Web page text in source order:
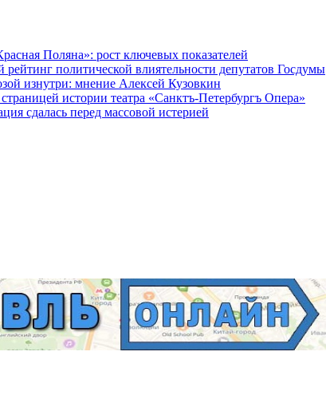
Поляна»: рост ключевых показателей
политической влиятельности депутатов Госдумы
изнутри: мнение Алексей Кузовкин
истории театра «Санктъ-Петербургъ Опера»
сдалась перед массовой истерией